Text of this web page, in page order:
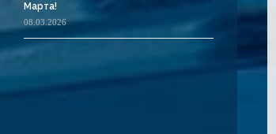
Марта!
08.03.2026